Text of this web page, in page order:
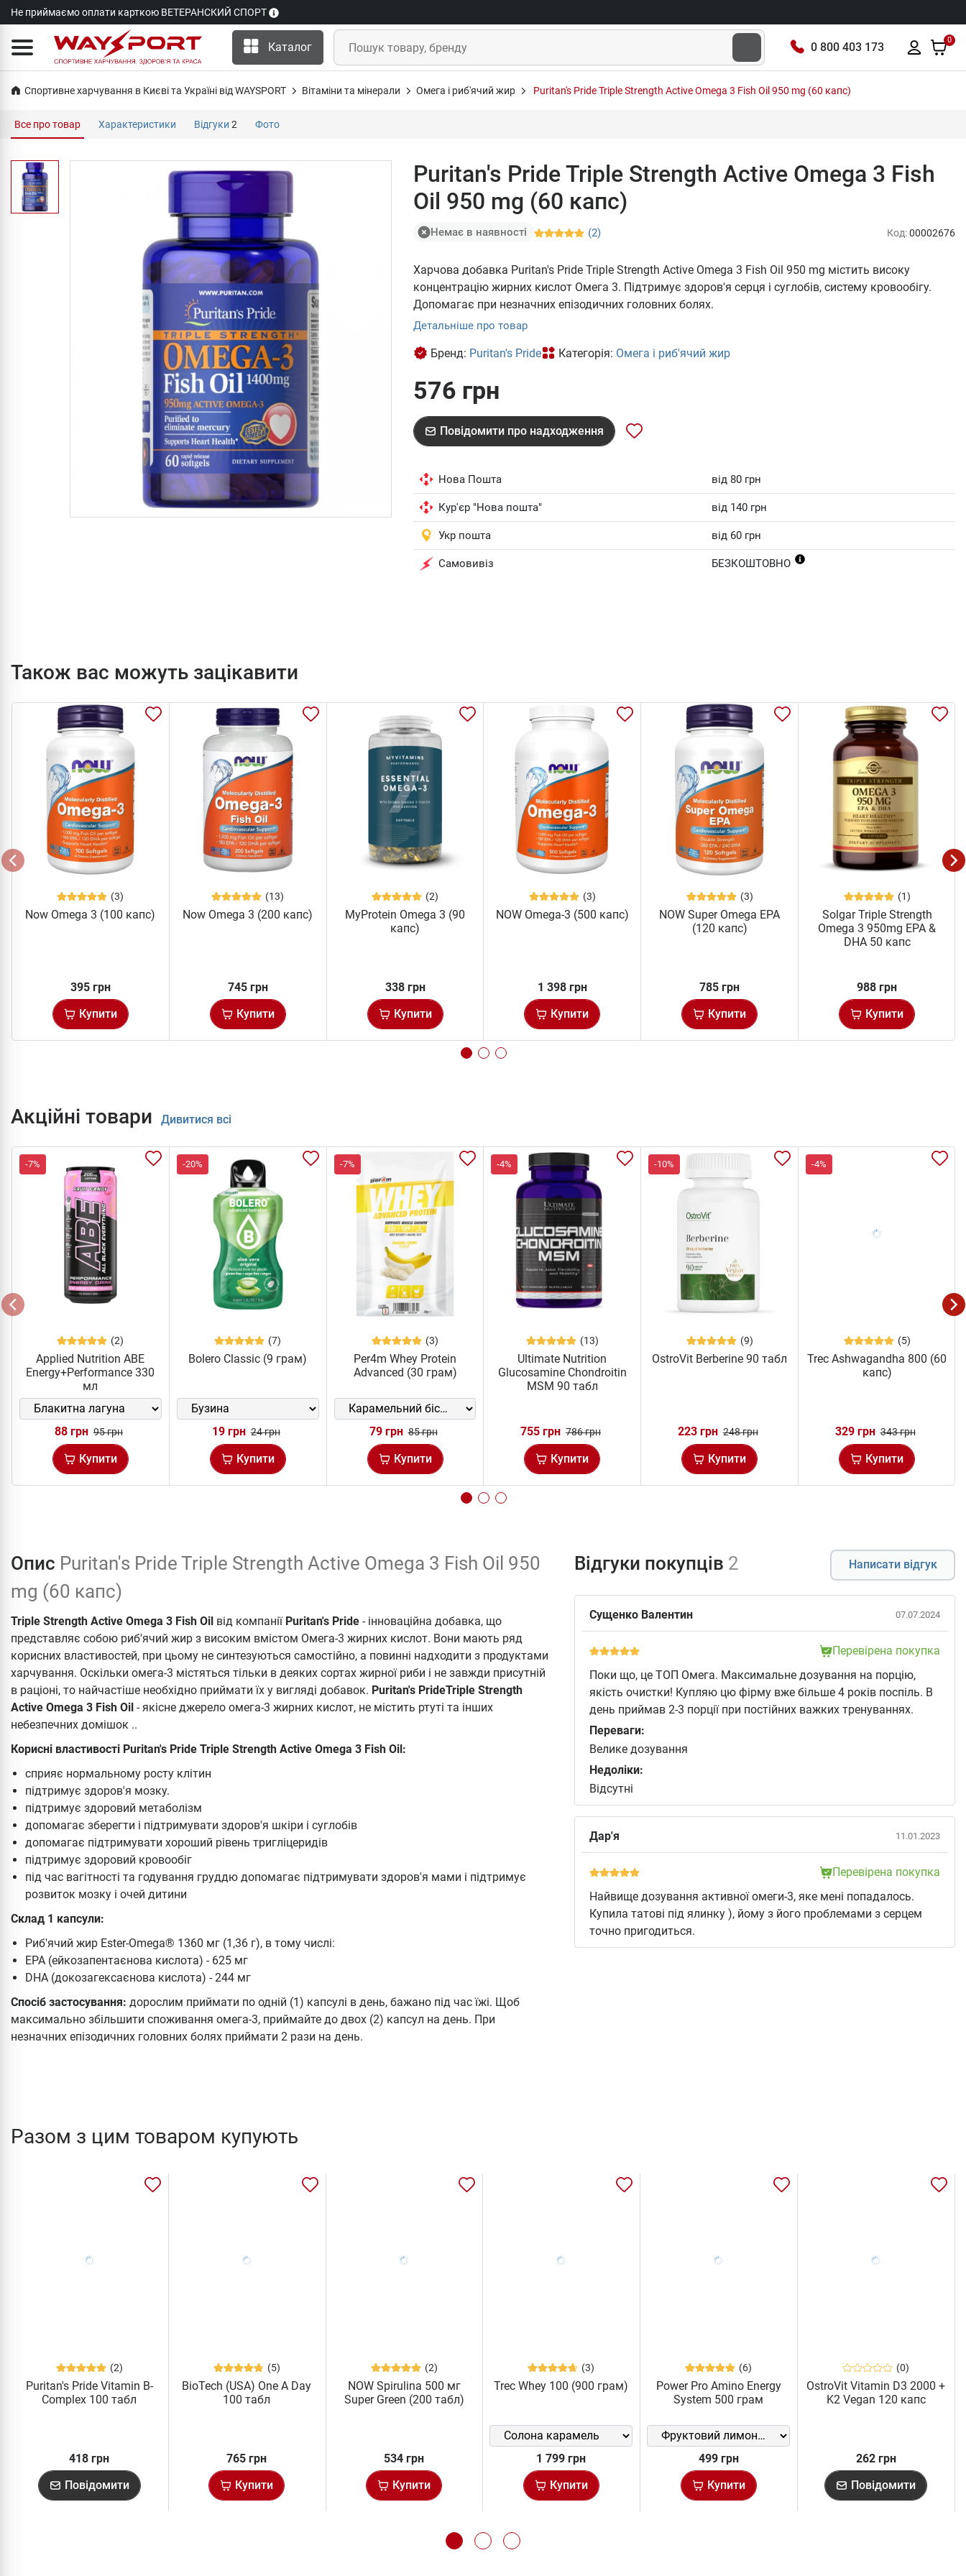
Не приймаємо оплати карткою ВЕТЕРАНСКИЙ СПОРТ
Каталог 0 800 403 173
0
Спортивне харчування в Києві та Україні від WAYSPORT Вітаміни та мінерали Омега і риб'ячий жир Puritan's Pride Triple Strength Active Omega 3 Fish Oil 950 mg (60 капс)
Все про товар Характеристики Відгуки 2 Фото
Puritan's Pride Triple Strength Active Omega 3 Fish
Oil 950 mg (60 капс)
Немає в наявності (2) Код:00002676
Харчова добавка Puritan's Pride Triple Strength Active Omega 3 Fish Oil 950 mg містить високу
концентрацію жирних кислот Омега 3. Підтримує здоров'я серця і суглобів, систему кровообігу.
Допомагає при незначних епізодичних головних болях.
Детальніше про товар
Бренд: Puritan's Pride Категорія: Омега і риб'ячий жир
576 грн
Повідомити про надходження
Нова Пошта від 80 грн
Кур'єр "Нова пошта" від 140 грн
Укр пошта від 60 грн
Самовивіз БЕЗКОШТОВНО
Також вас можуть зацікавити
(3)
Now Omega 3 (100 капс)
395 грн
Купити
(13)
Now Omega 3 (200 капс)
745 грн
Купити
(2)
MyProtein Omega 3 (90
капс)
338 грн
Купити
(3)
NOW Omega-3 (500 капс)
1 398 грн
Купити
(3)
NOW Super Omega EPA
(120 капс)
785 грн
Купити
(1)
Solgar Triple Strength
Omega 3 950mg EPA &
DHA 50 капс
988 грн
Купити
Акційні товари Дивитися всі
-7%
(2)
Applied Nutrition ABE
Energy+Performance 330
мл
88 грн 95 грн
Купити
-20%
(7)
Bolero Classic (9 грам)
19 грн 24 грн
Купити
-7%
(3)
Per4m Whey Protein
Advanced (30 грам)
79 грн 85 грн
Купити
-4%
(13)
Ultimate Nutrition
Glucosamine Chondroitin
MSM 90 табл
755 грн 786 грн
Купити
-10%
(9)
OstroVit Berberine 90 табл
223 грн 248 грн
Купити
-4%
(5)
Trec Ashwagandha 800 (60
капс)
329 грн 343 грн
Купити
Опис Puritan's Pride Triple Strength Active Omega 3 Fish Oil 950
mg (60 капс)
Triple Strength Active Omega 3 Fish Oil від компанії Puritan's Pride - інноваційна добавка, що
представляє собою риб'ячий жир з високим вмістом Омега-3 жирних кислот. Вони мають ряд
корисних властивостей, при цьому не синтезуються самостійно, а повинні надходити з продуктами
харчування. Оскільки омега-3 містяться тільки в деяких сортах жирної риби і не завжди присутній
в раціоні, то найчастіше необхідно приймати їх у вигляді добавок. Puritan's PrideTriple Strength
Active Omega 3 Fish Oil - якісне джерело омега-3 жирних кислот, не містить ртуті та інших
небезпечних домішок ..
Корисні властивості Puritan's Pride Triple Strength Active Omega 3 Fish Oil:
сприяє нормальному росту клітин
підтримує здоров'я мозку.
підтримує здоровий метаболізм
допомагає зберегти і підтримувати здоров'я шкіри і суглобів
допомагає підтримувати хороший рівень тригліцеридів
підтримує здоровий кровообіг
під час вагітності та годування груддю допомагає підтримувати здоров'я мами і підтримує
розвиток мозку і очей дитини
Склад 1 капсули:
Риб'ячий жир Ester-Omega® 1360 мг (1,36 г), в тому числі:
EPA (ейкозапентаєнова кислота) - 625 мг
DHA (докозагексаєнова кислота) - 244 мг
Спосіб застосування: дорослим приймати по одній (1) капсулі в день, бажано під час їжі. Щоб
максимально збільшити споживання омега-3, приймайте до двох (2) капсул на день. При
незначних епізодичних головних болях приймати 2 рази на день.
Відгуки покупців 2 Написати відгук
Сущенко Валентин 07.07.2024
Перевірена покупка
Поки що, це ТОП Омега. Максимальне дозування на порцію,
якість очистки! Купляю цю фірму вже більше 4 років поспіль. В
день приймав 2-3 порції при постійних важких тренуваннях.
Переваги:
Велике дозування
Недоліки:
Відсутні
Дар'я 11.01.2023
Перевірена покупка
Найвище дозування активної омеги-3, яке мені попадалось.
Купила татові під ялинку ), йому з його проблемами з серцем
точно пригодиться.
Разом з цим товаром купують
(2)
Puritan's Pride Vitamin B-
Complex 100 табл
418 грн
Повідомити
(5)
BioTech (USA) One A Day
100 табл
765 грн
Купити
(2)
NOW Spirulina 500 мг
Super Green (200 табл)
534 грн
Купити
(3)
Trec Whey 100 (900 грам)
1 799 грн
Купити
(6)
Power Pro Amino Energy
System 500 грам
499 грн
Купити
(0)
OstroVit Vitamin D3 2000 +
K2 Vegan 120 капс
262 грн
Повідомити